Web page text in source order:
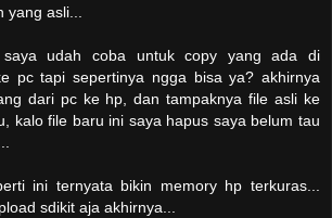
asli...
saya udah coba untuk copy yang ada di
pc tapi sepertinya ngga bisa ya? akhirnya
dari pc ke hp, dan tampaknya file asli ke
kalo file baru ini saya hapus saya belum tau
ini ternyata bikin memory hp terkuras...
sdikit aja akhirnya...